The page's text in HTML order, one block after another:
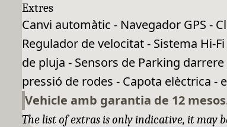
Extres
Canvi automàtic - Navegador GPS -
Regulador de velocitat - Sistema Hi-
de pluja - Sensors de Parking
pressió de rodes - Capota elèctrica -
Vehicle amb garantia de 12
The list of extras is only indicative, it may